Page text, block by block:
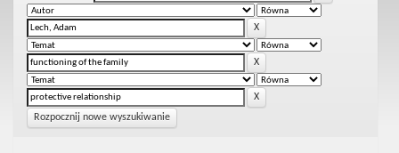
Rozpocznij nowe wyszukiwanie